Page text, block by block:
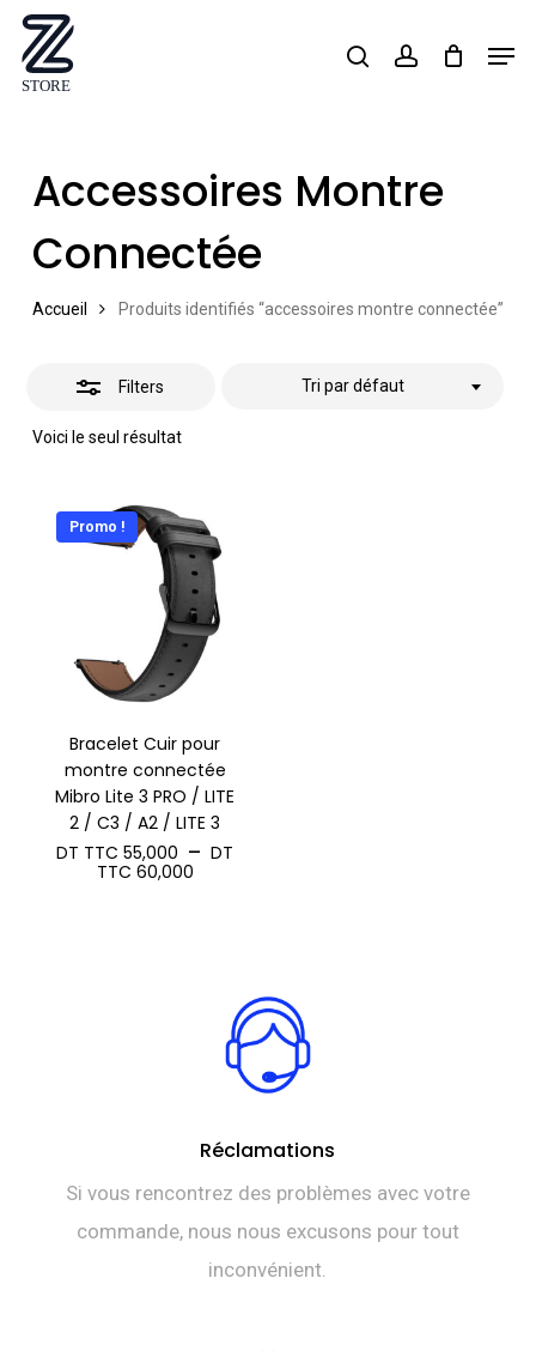
Skip
main
searchaccount
Accessoires Montre
Connectée
Accueil Produits identifiés “accessoires montre connectée”
Filters
Voici le seul résultat
Tri par défaut
Close
Promo !
Bracelet Cuir pour
montre connectée
Mibro Lite 3 PRO / LITE
2 / C3 / A2 / LITE 3
DT TTC 55,000 – DT
TTC 60,000Plage
TTC 60,000
Réclamations
Si vous rencontrez des problèmes avec votre
commande, nous nous excusons pour tout
inconvénient.